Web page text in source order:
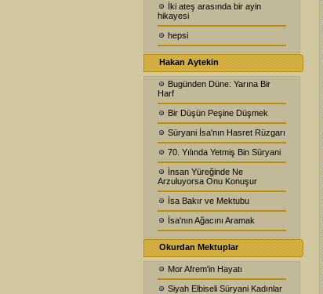
İki ateş arasında bir ayin
hikayesi
hepsi
Hakan Aytekin
Bugünden Düne: Yarına Bir
Harf
Bir Düşün Peşine Düşmek
Süryani İsa'nın Hasret Rüzgarı
70. Yılında Yetmiş Bin Süryani
İnsan Yüreğinde Ne
Arzuluyorsa Onu Konuşur
İsa Bakır ve Mektubu
İsa'nın Ağacını Aramak
Okurdan Mektuplar
Mor Afrem'in Hayatı
Siyah Elbiseli Süryani Kadınlar